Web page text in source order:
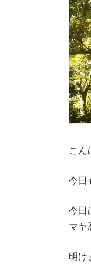
こん
今日
今日
マヤ
明け